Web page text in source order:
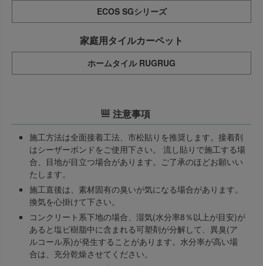
ECOS SGシリーズ
家庭用タイルカーペット
ホームタイル RUGRUG
注意事項
施工方法は全面接着工法、市松貼りを推奨します。接着剤
はシーザーボンドをご使用下さい。 流し貼りで施工する場
合、目地が目立つ場合があります。ご了承のほどお願いい
たします。
施工直後は、素材固有の臭いが気になる場合があります。
換気を心掛けて下さい。
コンクリート系下地の場合、湿気(水分率8％以上が目安)が
あると塩ビ樹脂中に含まれる可塑剤が分解して、異臭(ア
ルコール系)が発生することがあります。水分率が高い場
合は、充分乾燥させてください。